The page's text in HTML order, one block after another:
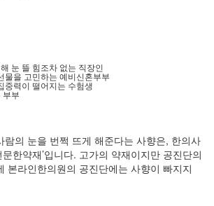
눈 뜰 힘조차 없는 직장인
물을 고민하는 예비신혼부부
중력이 떨어지는 수험생
부부
람의 눈을 번쩍 뜨게 해준다는 사향은, 한의사
한약재’입니다. 고가의 약재이지만 공진단의
본라인한의원의 공진단에는 사향이 빠지지